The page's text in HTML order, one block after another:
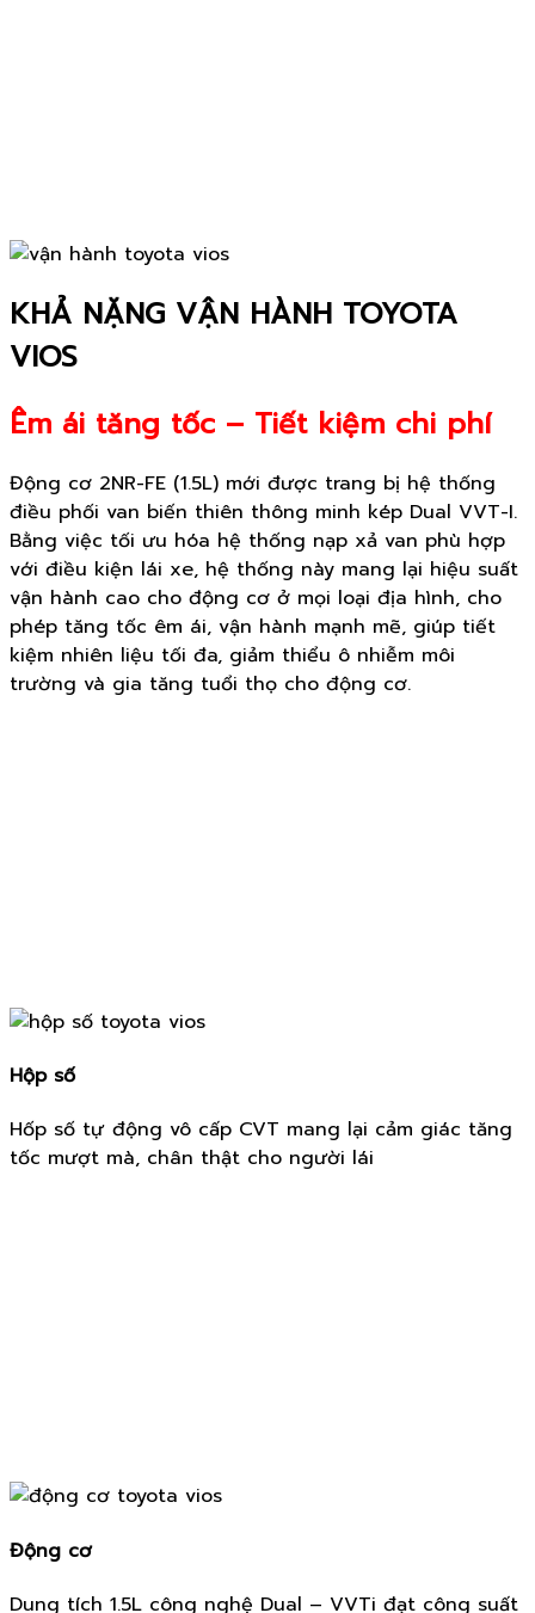
KHẢ NẶNG VẬN HÀNH TOYOTA
VIOS
Êm ái tăng tốc – Tiết kiệm chi phí
Động cơ 2NR-FE (1.5L) mới được trang bị hệ thống
điều phối van biến thiên thông minh kép Dual VVT-I.
Bằng việc tối ưu hóa hệ thống nạp xả van phù hợp
với điều kiện lái xe, hệ thống này mang lại hiệu suất
vận hành cao cho động cơ ở mọi loại địa hình, cho
phép tăng tốc êm ái, vận hành mạnh mẽ, giúp tiết
kiệm nhiên liệu tối đa, giảm thiểu ô nhiễm môi
trường và gia tăng tuổi thọ cho động cơ.
Hộp số
Hốp số tự động vô cấp CVT mang lại cảm giác tăng
tốc mượt mà, chân thật cho người lái
Động cơ
Dung tích 1.5L công nghệ Dual – VVTi đạt công suất